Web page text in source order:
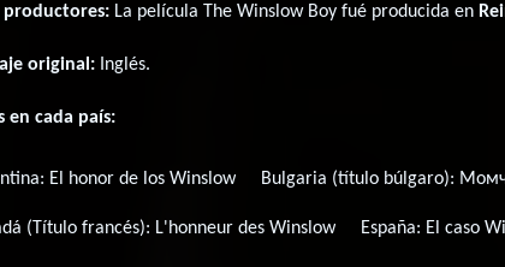
productores: La película The Winslow Boy fué producida en
original: Inglés.
en cada país:
El honor de los Winslow Bulgaria (título búlgaro):
(Título francés): L'honneur des Winslow España: El caso